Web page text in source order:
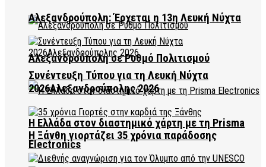
Αλεξανδρούπολη σε Ρυθμό Πολιτισμού
Η Ελλάδα στον διαστημικό χάρτη με τη Prisma
Electronics
Αλεξανδρούπολη: Έρχεται η 13η Λευκή Νύχτα
Συνέντευξη Τύπου για τη Λευκή Νύχτα
2026Αλεξανδρούπολης 2026
Η Ξάνθη γιορτάζει 35 χρόνια παράδοσης